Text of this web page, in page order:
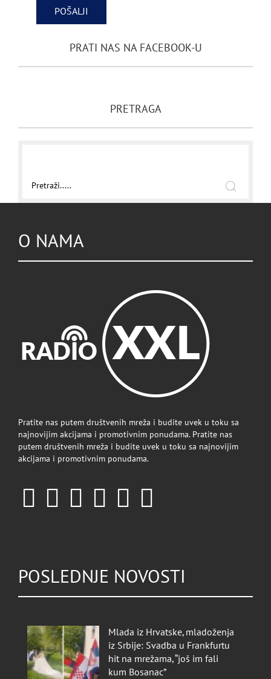
PRATI NAS NA FACEBOOK-U
PRETRAGA
O NAMA
Pratite nas putem društvenih mreža i budite uvek u toku sa
najnovijim akcijama i promotivnim ponudama. Pratite nas
putem društvenih mreža i budite uvek u toku sa najnovijim
akcijama i promotivnim ponudama.
POSLEDNJE NOVOSTI
Mlada iz Hrvatske, mladoženja
iz Srbije: Svadba u Frankfurtu
hit na mrežama, “još im fali
kum Bosanac”